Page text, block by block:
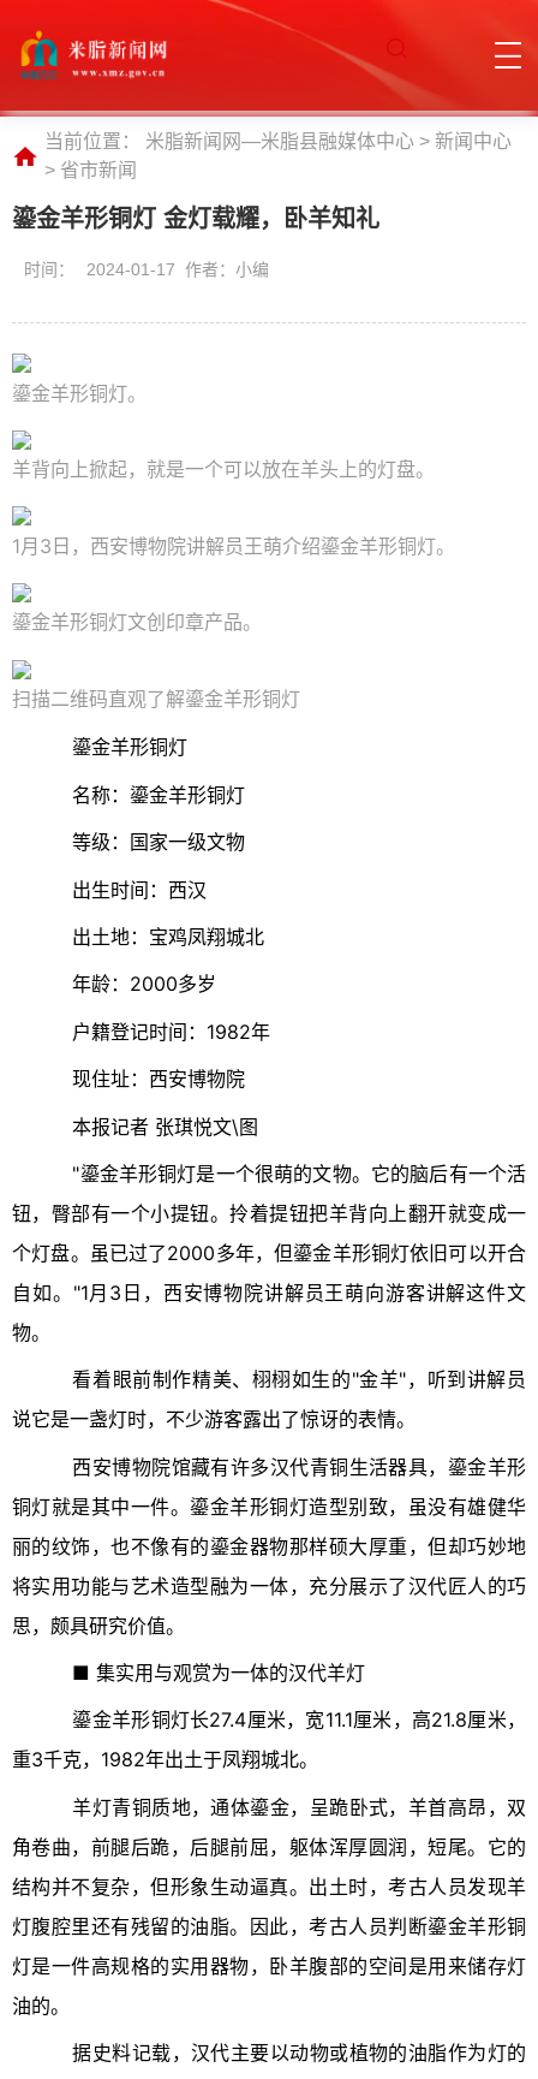
当前位置： 米脂新闻网—米脂县融媒体中心 > 新闻中心
> 省市新闻
鎏金羊形铜灯 金灯载耀，卧羊知礼
时间： 2024-01-17 作者：小编
鎏金羊形铜灯。
羊背向上掀起，就是一个可以放在羊头上的灯盘。
1月3日，西安博物院讲解员王萌介绍鎏金羊形铜灯。
鎏金羊形铜灯文创印章产品。
扫描二维码直观了解鎏金羊形铜灯
鎏金羊形铜灯
名称：鎏金羊形铜灯
等级：国家一级文物
出生时间：西汉
出土地：宝鸡凤翔城北
年龄：2000多岁
户籍登记时间：1982年
现住址：西安博物院
本报记者 张琪悦文\图
"鎏金羊形铜灯是一个很萌的文物。它的脑后有一个活
钮，臀部有一个小提钮。拎着提钮把羊背向上翻开就变成一
个灯盘。虽已过了2000多年，但鎏金羊形铜灯依旧可以开合
自如。"1月3日，西安博物院讲解员王萌向游客讲解这件文
物。
看着眼前制作精美、栩栩如生的"金羊"，听到讲解员
说它是一盏灯时，不少游客露出了惊讶的表情。
西安博物院馆藏有许多汉代青铜生活器具，鎏金羊形
铜灯就是其中一件。鎏金羊形铜灯造型别致，虽没有雄健华
丽的纹饰，也不像有的鎏金器物那样硕大厚重，但却巧妙地
将实用功能与艺术造型融为一体，充分展示了汉代匠人的巧
思，颇具研究价值。
■ 集实用与观赏为一体的汉代羊灯
鎏金羊形铜灯长27.4厘米，宽11.1厘米，高21.8厘米，
重3千克，1982年出土于凤翔城北。
羊灯青铜质地，通体鎏金，呈跪卧式，羊首高昂，双
角卷曲，前腿后跪，后腿前屈，躯体浑厚圆润，短尾。它的
结构并不复杂，但形象生动逼真。出土时，考古人员发现羊
灯腹腔里还有残留的油脂。因此，考古人员判断鎏金羊形铜
灯是一件高规格的实用器物，卧羊腹部的空间是用来储存灯
油的。
据史料记载，汉代主要以动物或植物的油脂作为灯的